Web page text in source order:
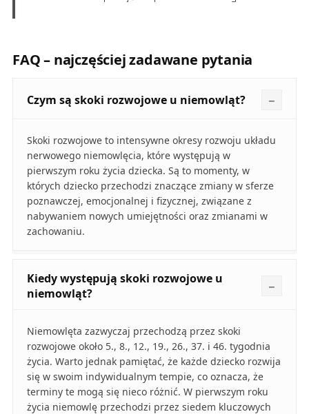
FAQ – najczęściej zadawane pytania
Czym są skoki rozwojowe u niemowląt?
Skoki rozwojowe to intensywne okresy rozwoju układu
nerwowego niemowlęcia, które występują w
pierwszym roku życia dziecka. Są to momenty, w
których dziecko przechodzi znaczące zmiany w sferze
poznawczej, emocjonalnej i fizycznej, związane z
nabywaniem nowych umiejętności oraz zmianami w
zachowaniu.
Kiedy występują skoki rozwojowe u
niemowląt?
Niemowlęta zazwyczaj przechodzą przez skoki
rozwojowe około 5., 8., 12., 19., 26., 37. i 46. tygodnia
życia. Warto jednak pamiętać, że każde dziecko rozwija
się w swoim indywidualnym tempie, co oznacza, że
terminy te mogą się nieco różnić. W pierwszym roku
życia niemowlę przechodzi przez siedem kluczowych